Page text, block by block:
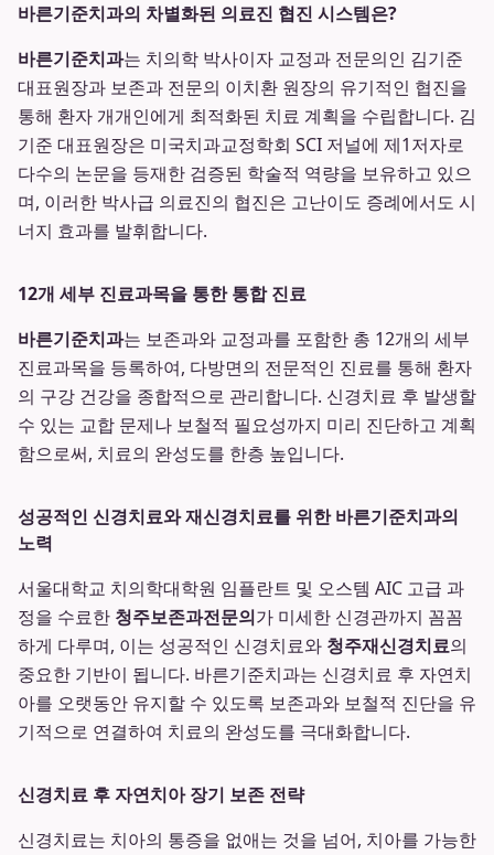
바른기준치과의 차별화된 의료진 협진 시스템은?
바른기준치과는 치의학 박사이자 교정과 전문의인 김기준
대표원장과 보존과 전문의 이치환 원장의 유기적인 협진을
통해 환자 개개인에게 최적화된 치료 계획을 수립합니다. 김
기준 대표원장은 미국치과교정학회 SCI 저널에 제1저자로
다수의 논문을 등재한 검증된 학술적 역량을 보유하고 있으
며, 이러한 박사급 의료진의 협진은 고난이도 증례에서도 시
너지 효과를 발휘합니다.
12개 세부 진료과목을 통한 통합 진료
바른기준치과는 보존과와 교정과를 포함한 총 12개의 세부
진료과목을 등록하여, 다방면의 전문적인 진료를 통해 환자
의 구강 건강을 종합적으로 관리합니다. 신경치료 후 발생할
수 있는 교합 문제나 보철적 필요성까지 미리 진단하고 계획
함으로써, 치료의 완성도를 한층 높입니다.
성공적인 신경치료와 재신경치료를 위한 바른기준치과의
노력
서울대학교 치의학대학원 임플란트 및 오스템 AIC 고급 과
정을 수료한 청주보존과전문의가 미세한 신경관까지 꼼꼼
하게 다루며, 이는 성공적인 신경치료와 청주재신경치료의
중요한 기반이 됩니다. 바른기준치과는 신경치료 후 자연치
아를 오랫동안 유지할 수 있도록 보존과와 보철적 진단을 유
기적으로 연결하여 치료의 완성도를 극대화합니다.
신경치료 후 자연치아 장기 보존 전략
신경치료는 치아의 통증을 없애는 것을 넘어, 치아를 가능한